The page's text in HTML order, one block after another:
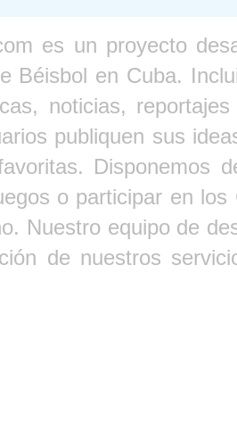
es un proyecto
Béisbol en Cuba.
noticias,
publiquen sus
Disponemos
o participar en
Nuestro equipo de
de nuestros